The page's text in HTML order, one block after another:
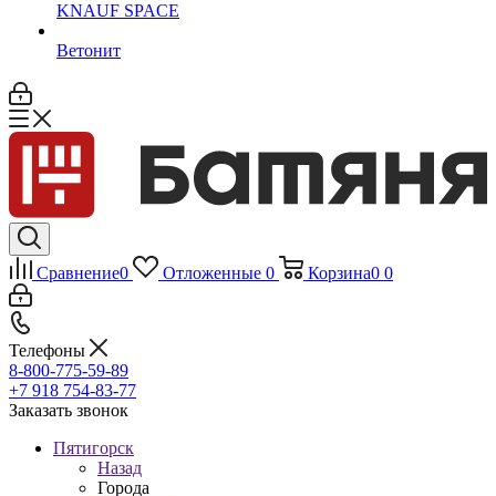
KNAUF SPACE
Ветонит
Сравнение0 Отложенные 0 Корзина0 0
Телефоны
8-800-775-59-89
+7 918 754-83-77
Заказать звонок
Пятигорск
Назад
Города